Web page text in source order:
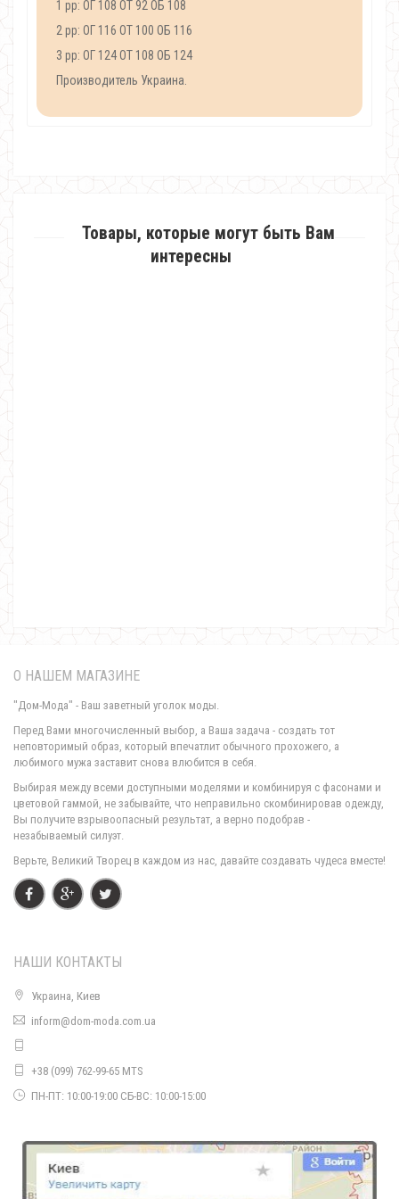
1 рр: ОГ 108 ОТ 92 ОБ 108
2 рр: ОГ 116 ОТ 100 ОБ 116
3 рр: ОГ 124 ОТ 108 ОБ 124
Производитель Украина.
Товары, которые могут быть Вам
интересны
770.00грн.
Модное ангоровое платье большого размера
О НАШЕМ МАГАЗИНЕ
"Дом-Мода" - Ваш заветный уголок моды.
Перед Вами многочисленный выбор, а Ваша задача - создать тот
неповторимый образ, который впечатлит обычного прохожего, а
любимого мужа заставит снова влюбится в себя.
Выбирая между всеми доступными моделями и комбинируя с фасонами и
цветовой гаммой, не забывайте, что неправильно скомбинировав одежду,
Вы получите взрывоопасный результат, а верно подобрав -
незабываемый силуэт.
Верьте, Великий Творец в каждом из нас, давайте создавать чудеса вместе!
НАШИ КОНТАКТЫ
Украина, Киев
inform@dom-moda.com.ua
+38 (099) 762-99-65 MTS
ПН-ПТ: 10:00-19:00 СБ-ВС: 10:00-15:00